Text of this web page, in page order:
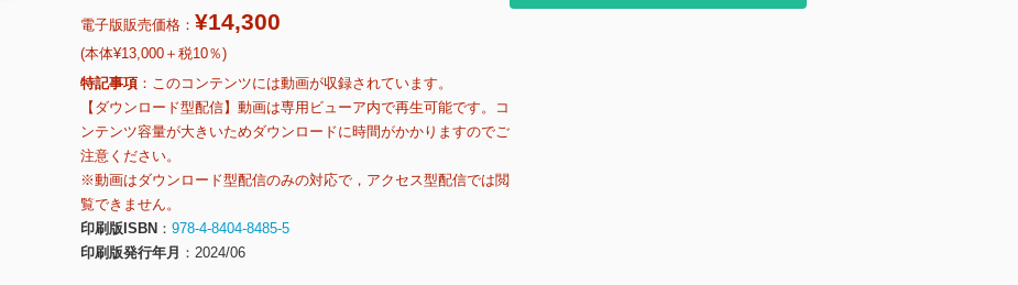
電子版販売価格： ¥14,300
(本体¥13,000＋税10％)
特記事項
このコンテンツには動画が収録されています。
【ダウンロード型配信】動画は専用ビューア内で再生可能です。コ
ンテンツ容量が大きいためダウンロードに時間がかかりますのでご
注意ください。
※動画はダウンロード型配信のみの対応で，アクセス型配信では閲
覧できません。
印刷版ISBN
978-4-8404-8485-5
印刷版発行年月
2024/06